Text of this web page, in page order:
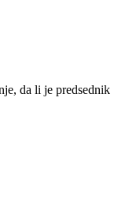
da li je predsednik